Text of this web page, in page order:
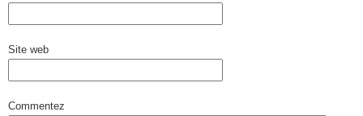
Site web
Commentez